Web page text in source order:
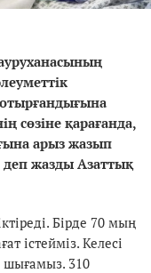
ң
леуметтік
ғандығына
ң сөзіне қарағанда,
ына арыз жазып
деп жазды Азаттық
Бірде 70 мың
істейміз. Келесі
шығамыз. 310